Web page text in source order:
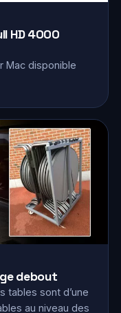
HD 4000
Mac disponible
debout
tables sont d’une
au niveau des